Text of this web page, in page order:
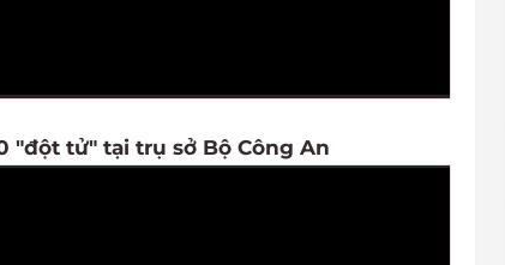
"đột tử" tại trụ sở Bộ Công An